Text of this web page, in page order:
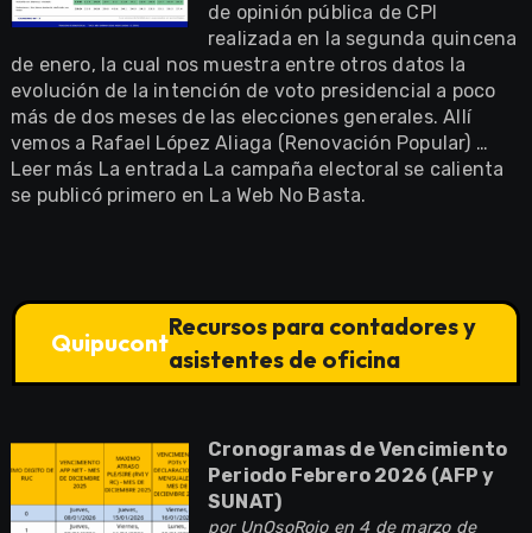
de opinión pública de CPI
realizada en la segunda quincena
de enero, la cual nos muestra entre otros datos la
evolución de la intención de voto presidencial a poco
más de dos meses de las elecciones generales. Allí
vemos a Rafael López Aliaga (Renovación Popular) …
Leer más La entrada La campaña electoral se calienta
se publicó primero en La Web No Basta.
Quipucont
Recursos para contadores y
asistentes de oficina
Cronogramas de Vencimiento
Periodo Febrero 2026 (AFP y
SUNAT)
por UnOsoRojoen 4 de marzo de